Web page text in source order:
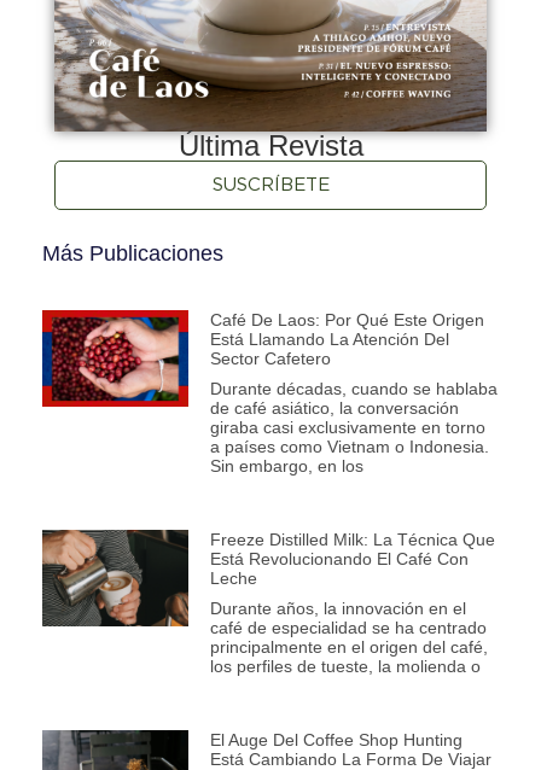
Última Revista
SUSCRÍBETE
Más Publicaciones
Café De Laos: Por Qué Este Origen
Está Llamando La Atención Del
Sector Cafetero
Durante décadas, cuando se hablaba
de café asiático, la conversación
giraba casi exclusivamente en torno
a países como Vietnam o Indonesia.
Sin embargo, en los
Freeze Distilled Milk: La Técnica Que
Está Revolucionando El Café Con
Leche
Durante años, la innovación en el
café de especialidad se ha centrado
principalmente en el origen del café,
los perfiles de tueste, la molienda o
El Auge Del Coffee Shop Hunting
Está Cambiando La Forma De Viajar